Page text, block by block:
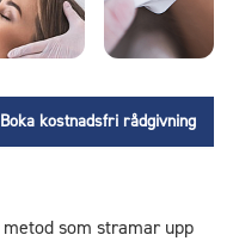
Boka kostnadsfri rådgivning
som stramar upp